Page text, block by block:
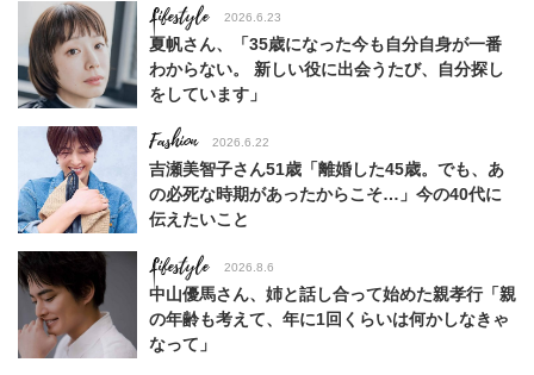
Lifestyle 2026.6.23
夏帆さん、「35歳になった今も自分自身が一番
わからない。 新しい役に出会うたび、自分探し
をしています」
Fashion 2026.6.22
吉瀬美智子さん51歳「離婚した45歳。でも、あ
の必死な時期があったからこそ…」今の40代に
伝えたいこと
Lifestyle 2026.8.6
中山優馬さん、姉と話し合って始めた親孝行「親
の年齢も考えて、年に1回くらいは何かしなきゃ
なって」